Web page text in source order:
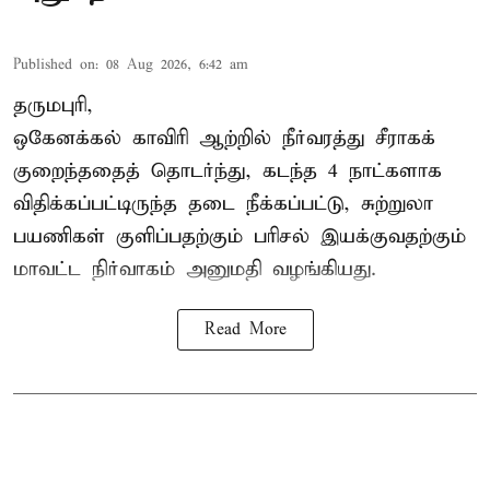
Published on: 08 Aug 2026, 6:42 am
தருமபுரி,
ஒகேனக்கல் காவிரி ஆற்றில் நீர்வரத்து சீராகக்
குறைந்ததைத் தொடர்ந்து, கடந்த 4 நாட்களாக
விதிக்கப்பட்டிருந்த தடை நீக்கப்பட்டு, சுற்றுலா
பயணிகள் குளிப்பதற்கும் பரிசல் இயக்குவதற்கும்
மாவட்ட நிர்வாகம் அனுமதி வழங்கியது.
Read More